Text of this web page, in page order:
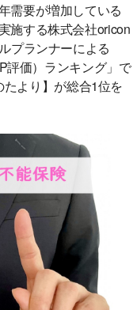
需要が増加している
施する株式会社oricon
プランナーによる
評価）ランキング」で
より】が総合1位を